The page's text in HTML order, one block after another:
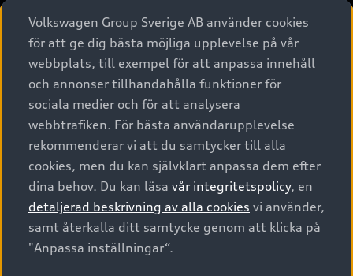
A6 modellerna
SUV
Avant
Audi Sport
Privatleasing
Nya bilar i lager
Begagnade bilar i lager
Audi approved :plus - så gott som nya
Finansiering
Audi exclusive
Provkörning
Service & tillbehör
Audi digital services
Originaltillbehör - köp online
Garantier
Försäkring
Digitala manualer för din Audi
Audi Collection – livsstilsartiklar
Vanliga frågor
Tjänstebil
Tjänstebil
Business lease online
Företagsleasing
Om Audi Sverige
Kontakta oss
Audi Återförsäljare/-serviceverkstad
myAudi
Pressmeddelanden
© 2026 AUDI SVERIGE. All Rights Reserved.
Utgivare Juridiskt
Juridiskt Audi AG
Juridiskt Audi Digital Giveaway
Volkswagen Group Sverige AB använder cookies
för att ge dig bästa möjliga upplevelse på vår
webbplats, till exempel för att anpassa innehåll
och annonser tillhandahålla funktioner för
sociala medier och för att analysera
webbtrafiken. För bästa användarupplevelse
rekommenderar vi att du samtycker till alla
cookies, men du kan självklart anpassa dem efter
dina behov. Du kan läsa vår integritetspolicy, en
detaljerad beskrivning av alla cookies vi använder,
samt återkalla ditt samtycke genom att klicka på
"Anpassa inställningar“.